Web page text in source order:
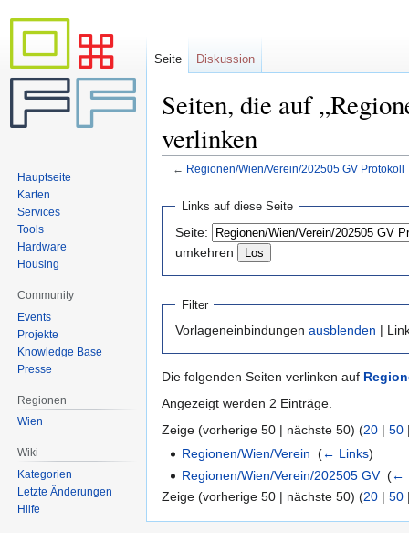
Seiten, die auf
verlinken
← Regionen/Wien/Verein/202505 GV Protokoll
Navigation
springen
springen
Links auf diese Seite
Seite:
umkehren
Filter
Vorlageneinbindungen ausblenden |
Die folgenden Seiten verlinken auf
Angezeigt werden 2 Einträge.
Zeige (vorherige 50 | nächste 50) (20 | 50
Regionen/Wien/Verein ‎(← Links)
Regionen/Wien/Verein/202505 GV‎(←
Zeige (vorherige 50 | nächste 50) (20 | 50
Seite Diskussion
Hauptseite
Karten
Services
Tools
Hardware
Housing
Community
Events
Projekte
Knowledge Base
Presse
Regionen
Wien
Wiki
Kategorien
Letzte Änderungen
Hilfe